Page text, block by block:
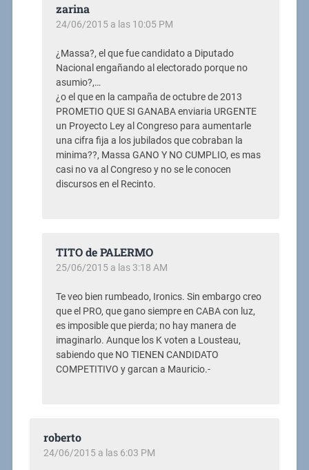
zarina
24/06/2015 a las 10:05 PM
¿Massa?, el que fue candidato a Diputado
Nacional engañando al electorado porque no
asumio?,…
¿o el que en la campaña de octubre de 2013
PROMETIO QUE SI GANABA enviaria URGENTE
un Proyecto Ley al Congreso para aumentarle
una cifra fija a los jubilados que cobraban la
minima??, Massa GANO Y NO CUMPLIO, es mas
casi no va al Congreso y no se le conocen
discursos en el Recinto.
TITO de PALERMO
25/06/2015 a las 3:18 AM
Te veo bien rumbeado, Ironics. Sin embargo creo
que el PRO, que gano siempre en CABA con luz,
es imposible que pierda; no hay manera de
imaginarlo. Aunque los K voten a Lousteau,
sabiendo que NO TIENEN CANDIDATO
COMPETITIVO y garcan a Mauricio.-
roberto
24/06/2015 a las 6:03 PM